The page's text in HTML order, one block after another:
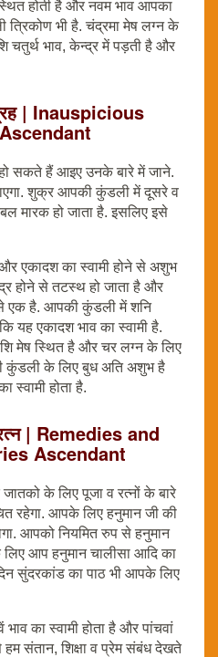
होती है और नवम भाव आपका
त्रिकोण भी है. चंद्रमा मेष लग्न के
चतुर्थ भाव, केन्द्र में पड़ती है और
| Inauspicious
सकते हैं आइए उनके बारे में जाने.
शुक्र आपकी कुंडली में दूसरे व
मारक हो जाता है. इसलिए इसे
एकादश का स्वामी होने से अशुभ
होने से तटस्थ हो जाता है और
से एक है. आपकी कुंडली में शनि
यह एकादश भाव का स्वामी है.
मेष स्थित है और चर लग्न के लिए
कुंडली के लिए बुध अति अशुभ है
स्वामी होता है.
| Remedies and
Ascendant
के लिए पूजा व रत्नों के बारे
रहेगा. आपके लिए हनुमान जी की
आपको नियमित रुप से हनुमान
आप हनुमान चालीसा आदि का
सुंदरकांड का पाठ भी आपके लिए
का स्वामी होता है और पांचवां
हम संतान, शिक्षा व प्रेम संबंध देखते